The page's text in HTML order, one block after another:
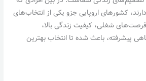
کشور‌های اروپایی جزو یکی از انتخاب‌های
شغلی، کیفیت زندگی بالا،
پیشرفته، باعث شده تا انتخاب بهترین